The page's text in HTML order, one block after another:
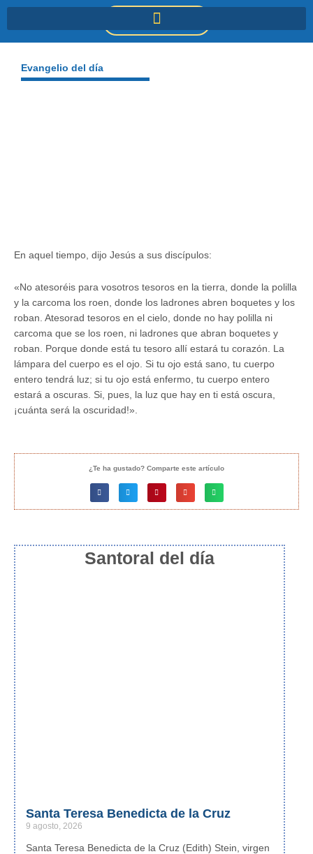
DONACIONES
Evangelio del día
En aquel tiempo, dijo Jesús a sus discípulos:
«No atesoréis para vosotros tesoros en la tierra, donde la polilla
y la carcoma los roen, donde los ladrones abren boquetes y los
roban. Atesorad tesoros en el cielo, donde no hay polilla ni
carcoma que se los roen, ni ladrones que abran boquetes y
roban. Porque donde está tu tesoro allí estará tu corazón. La
lámpara del cuerpo es el ojo. Si tu ojo está sano, tu cuerpo
entero tendrá luz; si tu ojo está enfermo, tu cuerpo entero
estará a oscuras. Si, pues, la luz que hay en ti está oscura,
¡cuánta será la oscuridad!».
¿Te ha gustado? Comparte este artículo
Santoral del día
Santa Teresa Benedicta de la Cruz
9 agosto, 2026
Santa Teresa Benedicta de la Cruz (Edith) Stein, virgen